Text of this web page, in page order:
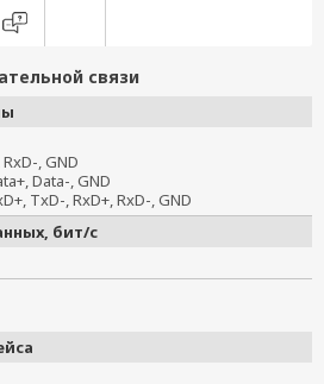
связи
RxD-, GND
Data-, GND
TxD-, RxD+, RxD-, GND
бит/с